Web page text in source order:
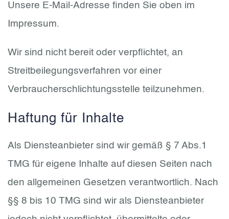
Unsere E-Mail-Adresse finden Sie oben im
Impressum.
Wir sind nicht bereit oder verpflichtet, an
Streitbeilegungsverfahren vor einer
Verbraucherschlichtungsstelle teilzunehmen.
Haftung für Inhalte
Als Diensteanbieter sind wir gemäß § 7 Abs.1
TMG für eigene Inhalte auf diesen Seiten nach
den allgemeinen Gesetzen verantwortlich. Nach
§§ 8 bis 10 TMG sind wir als Diensteanbieter